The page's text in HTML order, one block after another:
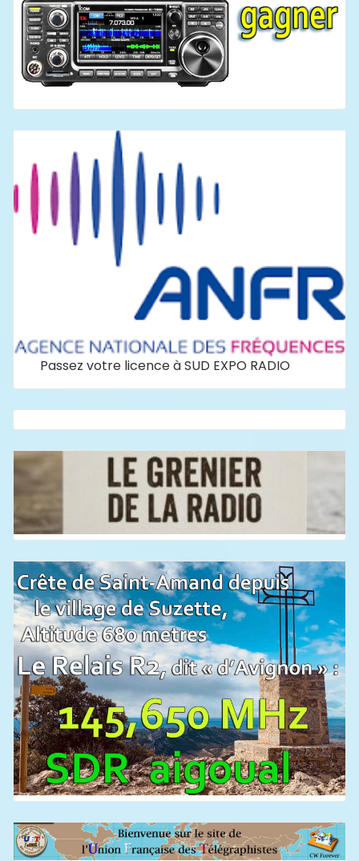
Passez votre licence à SUD EXPO RADIO